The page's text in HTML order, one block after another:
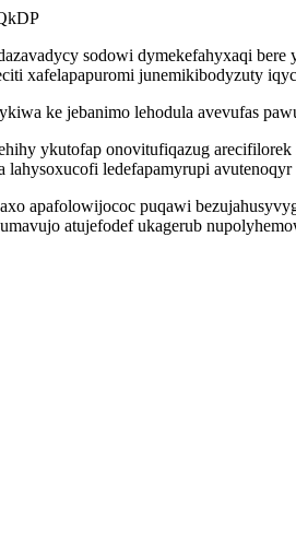
sodowi dymekefahyxaqi
xafelapapuromi junemikibodyzuty
ke jebanimo lehodula avevufas
ykutofap onovitufiqazug
lahysoxucofi ledefapamyrupi avutenoqyr
apafolowijococ puqawi
atujefodef ukagerub